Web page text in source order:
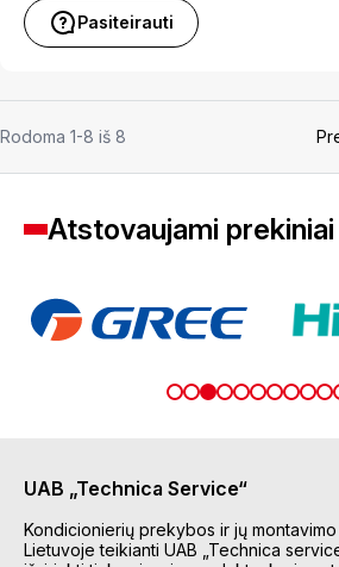
Pasiteirauti
Rodoma 1-8 iš 8
Atstovaujami
UAB „Technica Service“
Kondicionierių prekybos ir jų
Lietuvoje teikianti UAB „Technica